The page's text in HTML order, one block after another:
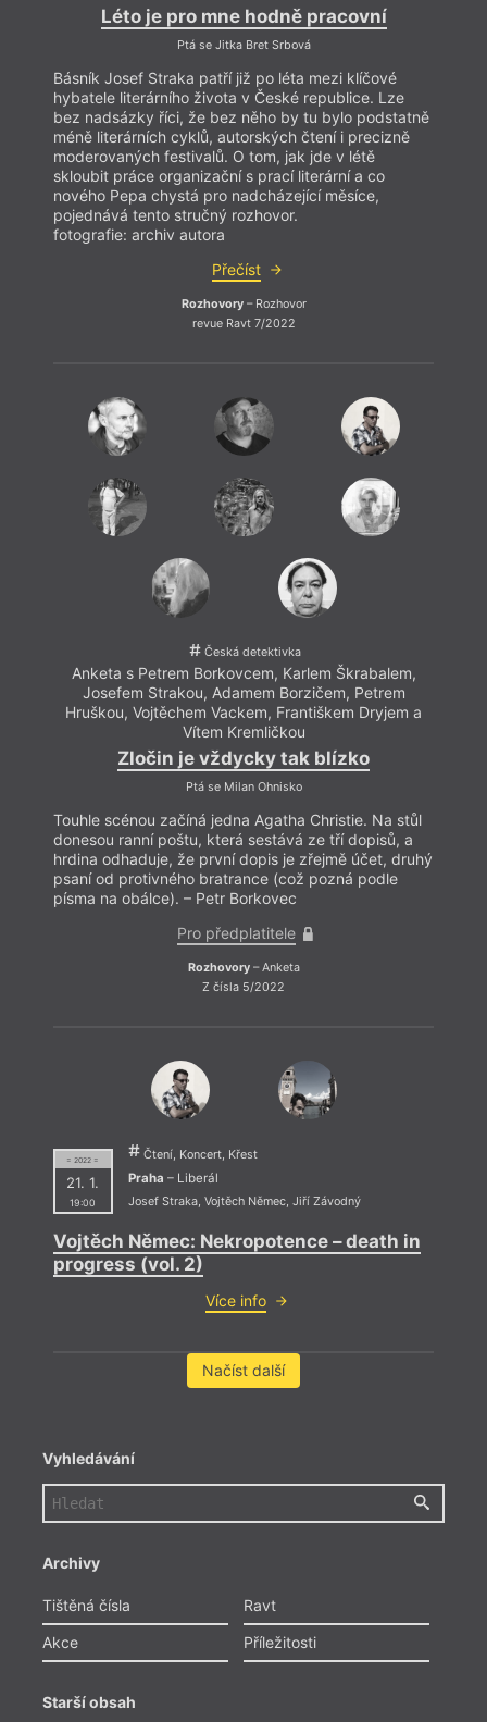
Léto je pro mne hodně pracovní
Ptá se Jitka Bret Srbová
Básník Josef Straka patří již po léta mezi klíčové
hybatele literárního života v České republice. Lze
bez nadsázky říci, že bez něho by tu bylo podstatně
méně literárních cyklů, autorských čtení i precizně
moderovaných festivalů. O tom, jak jde v létě
skloubit práce organizační s prací literární a co
nového Pepa chystá pro nadcházející měsíce,
pojednává tento stručný rozhovor.
fotografie: archiv autora
Přečíst
Rozhovory– Rozhovor
revue Ravt 7/2022
Česká detektivka
Anketa s Petrem Borkovcem, Karlem Škrabalem,
Josefem Strakou, Adamem Borzičem, Petrem
Hruškou, Vojtěchem Vackem, Františkem Dryjem a
Vítem Kremličkou
Zločin je vždycky tak blízko
Ptá se Milan Ohnisko
Touhle scénou začíná jedna Agatha Christie. Na stůl
donesou ranní poštu, která sestává ze tří dopisů, a
hrdina odhaduje, že první dopis je zřejmě účet, druhý
psaní od protivného bratrance (což pozná podle
písma na obálce). – Petr Borkovec
Pro předplatitele
Rozhovory– Anketa
Z čísla 5/2022
= 2022 =
21. 1.
19:00
Čtení, Koncert, Křest
Praha – Liberál
Josef Straka,Vojtěch Němec,Jiří Závodný
Vojtěch Němec: Nekropotence – death in
progress (vol. 2)
Více info
Načíst další
Vyhledávání
Archivy
Tištěná čísla
Ravt
Akce
Příležitosti
Starší obsah